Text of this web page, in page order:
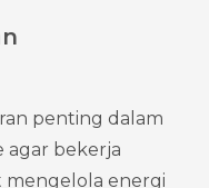
penting dalam
agar bekerja
mengelola energi